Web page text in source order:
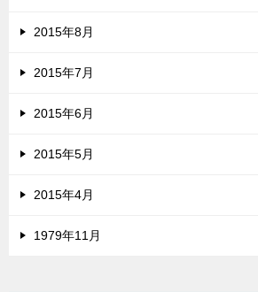
2015年8月
2015年7月
2015年6月
2015年5月
2015年4月
1979年11月